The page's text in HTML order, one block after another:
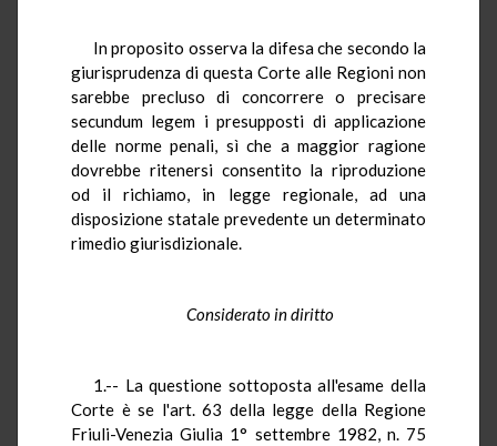
In proposito osserva la difesa che secondo la
giurisprudenza di questa Corte alle Regioni non
sarebbe precluso di concorrere o precisare
secundum legem i presupposti di applicazione
delle norme penali, sì che a maggior ragione
dovrebbe ritenersi consentito la riproduzione
od il richiamo, in legge regionale, ad una
disposizione statale prevedente un determinato
rimedio giurisdizionale.
Considerato in diritto
1.-- La questione sottoposta all'esame della
Corte è se l'art. 63 della legge della Regione
Friuli-Venezia Giulia 1° settembre 1982, n. 75